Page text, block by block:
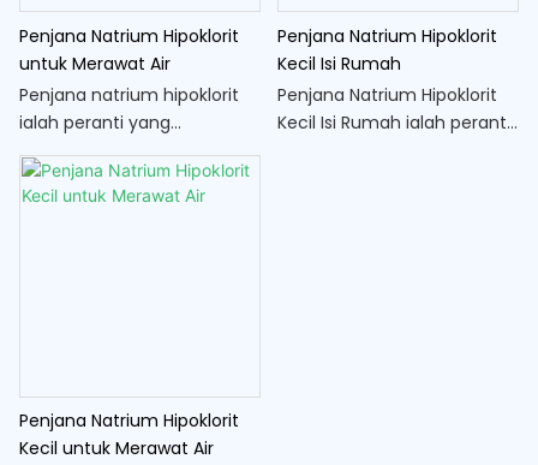
selamat
boleh dipercayai dan
mudah untuk pelbagai
aplikasi
Penjana Natrium Hipoklorit
untuk Merawat Air
Penjana natrium hipoklorit
ialah peranti yang
digunakan untuk
penghasilan natrium
hipoklorit, pembasmi kuman
Penjana Natrium Hipoklorit
Kecil Isi Rumah
Penjana Natrium Hipoklorit
Kecil Isi Rumah ialah peranti
Penjana Natrium Hipoklorit
Kecil untuk Merawat Air